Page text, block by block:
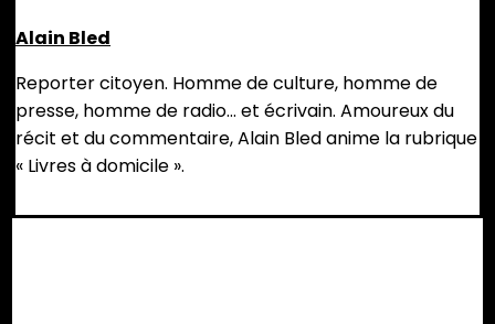
Alain Bled
Reporter citoyen. Homme de culture, homme de
presse, homme de radio... et écrivain. Amoureux du
récit et du commentaire, Alain Bled anime la rubrique
« Livres à domicile ».